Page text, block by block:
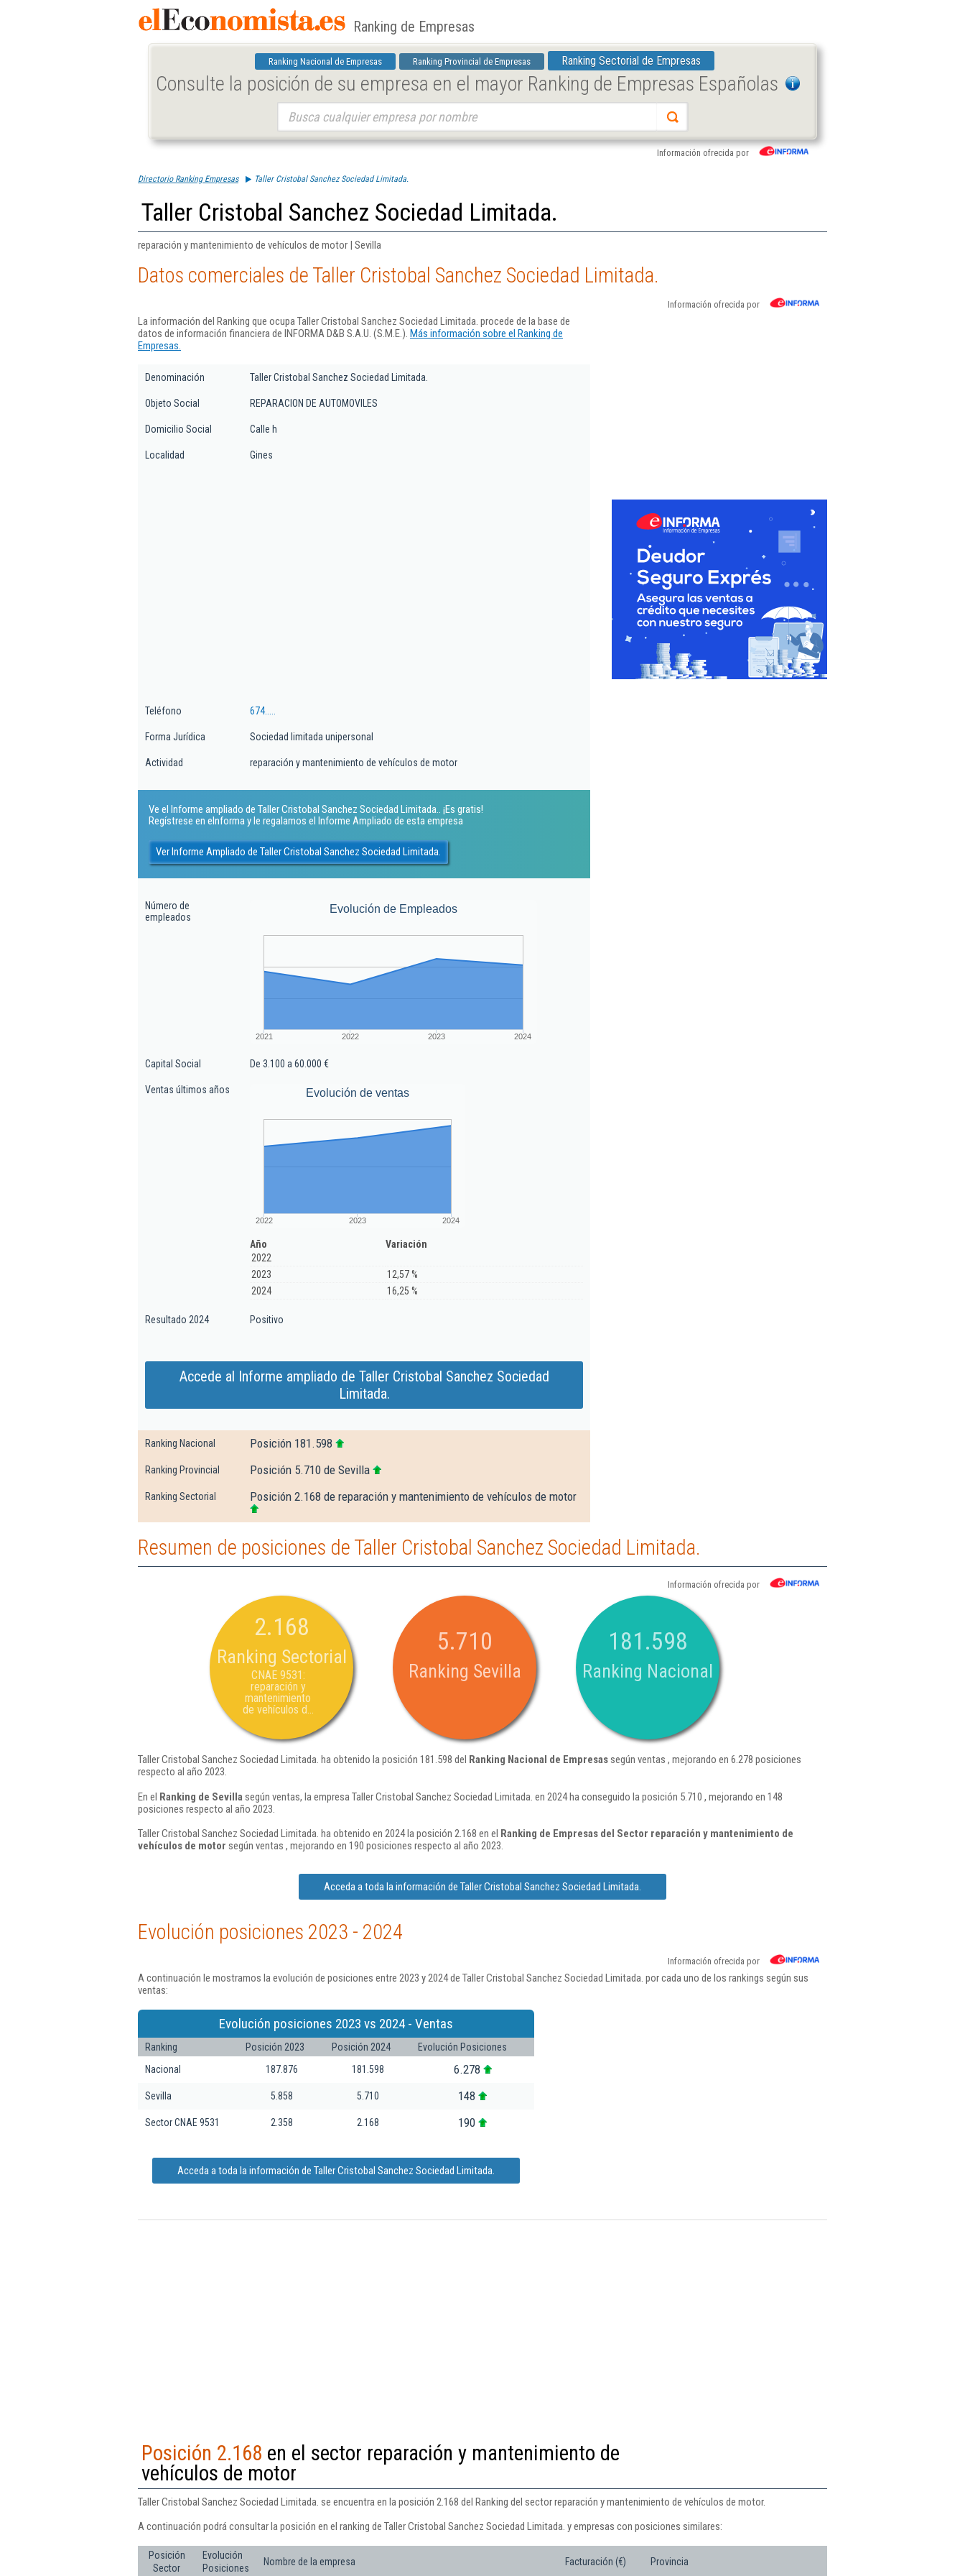
Ranking de Empresas
Ranking Nacional de Empresas Ranking Provincial de Empresas Ranking Sectorial de Empresas
Consulte la posición de su empresa en el mayor Ranking de Empresas Españolas
Información ofrecida por
Directorio Ranking Empresas Taller Cristobal Sanchez Sociedad Limitada.
Taller Cristobal Sanchez Sociedad Limitada.
reparación y mantenimiento de vehículos de motor | Sevilla
Datos comerciales de Taller Cristobal Sanchez Sociedad Limitada.
Información ofrecida por
La información del Ranking que ocupa Taller Cristobal Sanchez Sociedad Limitada. procede de la base de
datos de información financiera de INFORMA D&B S.A.U. (S.M.E.). Más información sobre el Ranking de
Empresas.
Denominación Taller Cristobal Sanchez Sociedad Limitada.
Objeto Social REPARACION DE AUTOMOVILES
Domicilio Social Calle h
Localidad Gines
Teléfono 674.....
Forma Jurídica Sociedad limitada unipersonal
Actividad reparación y mantenimiento de vehículos de motor
Ve el Informe ampliado de Taller Cristobal Sanchez Sociedad Limitada.. ¡Es gratis!
Regístrese en eInforma y le regalamos el Informe Ampliado de esta empresa
Ver Informe Ampliado de Taller Cristobal Sanchez Sociedad Limitada.
Número de
empleados
Evolución de Empleados
2021 2022 2023 2024
Capital Social De 3.100 a 60.000 €
Ventas últimos años Evolución de ventas
2022 2023 2024
Año
Variación
2022
2023
12,57 %
2024
16,25 %
Resultado 2024 Positivo
Accede al Informe ampliado de Taller Cristobal Sanchez Sociedad
Limitada.
Ranking Nacional Posición 181.598
Ranking Provincial Posición 5.710 de Sevilla
Ranking Sectorial Posición 2.168 de reparación y mantenimiento de vehículos de motor
Resumen de posiciones de Taller Cristobal Sanchez Sociedad Limitada.
Información ofrecida por
2.168
Ranking Sectorial
CNAE 9531:
reparación y
mantenimiento
de vehículos d...
5.710
Ranking Sevilla
181.598
Ranking Nacional
Taller Cristobal Sanchez Sociedad Limitada. ha obtenido la posición 181.598 del Ranking Nacional de Empresassegún ventas , mejorando en 6.278 posiciones
respecto al año 2023.
En el Ranking de Sevilla según ventas, la empresa Taller Cristobal Sanchez Sociedad Limitada. en 2024 ha conseguido la posición 5.710 , mejorando en 148
posiciones respecto al año 2023.
Taller Cristobal Sanchez Sociedad Limitada. ha obtenido en 2024 la posición 2.168 en el Ranking de Empresas del Sector reparación y mantenimiento de
vehículos de motor según ventas , mejorando en 190 posiciones respecto al año 2023.
Acceda a toda la información de Taller Cristobal Sanchez Sociedad Limitada.
Evolución posiciones 2023 - 2024
Información ofrecida por
A continuación le mostramos la evolución de posiciones entre 2023 y 2024 de Taller Cristobal Sanchez Sociedad Limitada. por cada uno de los rankings según sus
ventas:
Evolución posiciones 2023 vs 2024 - Ventas
Ranking Posición 2023 Posición 2024
Evolución Posiciones
Nacional
187.876 181.598 6.278
Sevilla 5.858 5.710 148
Sector CNAE 9531 2.358 2.168 190
Acceda a toda la información de Taller Cristobal Sanchez Sociedad Limitada.
Posición 2.168 en el sector reparación y mantenimiento de
vehículos de motor
Taller Cristobal Sanchez Sociedad Limitada. se encuentra en la posición 2.168 del Ranking del sector reparación y mantenimiento de vehículos de motor.
A continuación podrá consultar la posición en el ranking de Taller Cristobal Sanchez Sociedad Limitada. y empresas con posiciones similares:
Posición
Sector
Evolución
Posiciones
Nombre de la empresa Facturación (€) Provincia